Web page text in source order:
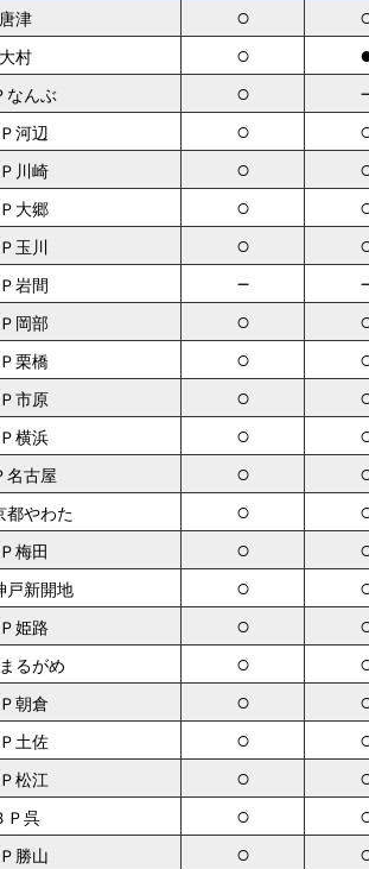
唐津 ○
大村 ○
なんぶ ○
河辺 ○
川崎 ○
大郷 ○
玉川 ○
岩間 －
岡部 ○
栗橋 ○
市原 ○
横浜 ○
名古屋 ○
都やわた ○
梅田 ○
戸新開地 ○
姫路 ○
るがめ ○
朝倉 ○
土佐 ○
松江 ○
Ｐ呉 ○
勝山 ○